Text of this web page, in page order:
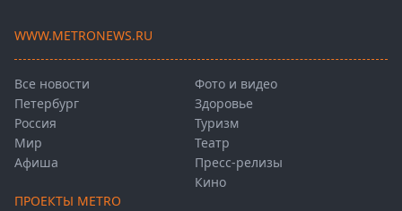
WWW.METRONEWS.RU
Все новости
Петербург
Россия
Мир
Афиша
Фото и видео
Здоровье
Туризм
Театр
Пресс-релизы
Кино
ПРОЕКТЫ METRO